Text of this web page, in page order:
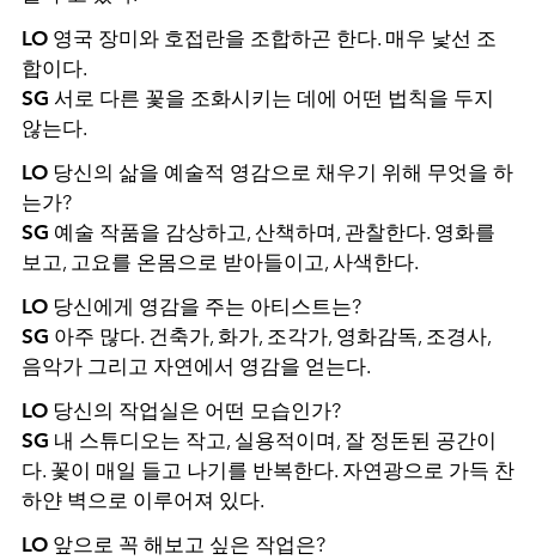
LO 영국 장미와 호접란을 조합하곤 한다. 매우 낯선 조
합이다.
SG 서로 다른 꽃을 조화시키는 데에 어떤 법칙을 두지
않는다.
LO 당신의 삶을 예술적 영감으로 채우기 위해 무엇을 하
는가?
SG 예술 작품을 감상하고, 산책하며, 관찰한다. 영화를
보고, 고요를 온몸으로 받아들이고, 사색한다.
LO 당신에게 영감을 주는 아티스트는?
SG 아주 많다. 건축가, 화가, 조각가, 영화감독, 조경사,
음악가 그리고 자연에서 영감을 얻는다.
LO 당신의 작업실은 어떤 모습인가?
SG 내 스튜디오는 작고, 실용적이며, 잘 정돈된 공간이
다. 꽃이 매일 들고 나기를 반복한다. 자연광으로 가득 찬
하얀 벽으로 이루어져 있다.
LO 앞으로 꼭 해보고 싶은 작업은?